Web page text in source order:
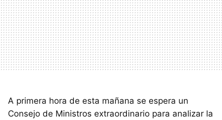
A primera hora de esta mañana se espera un
Consejo de Ministros extraordinario para analizar la